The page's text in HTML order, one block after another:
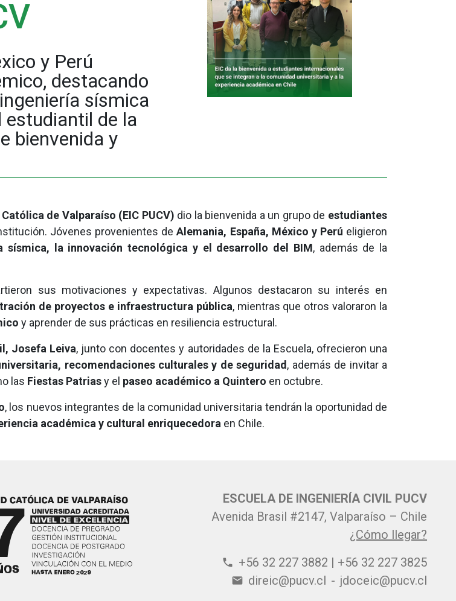
y Perú
destacando
sísmica
de la
bienvenida y
de Valparaíso (EIC PUCV) dio la bienvenida a un grupo de estudiantes
Jóvenes provenientes deAlemania, España, México y Perú eligieron
sísmica, la innovación tecnológica y el desarrollo del BIM, además de la
sus motivaciones y expectativas. Algunos destacaron su interés en
de proyectos e infraestructura pública, mientras que otros valoraron la
y aprender de sus prácticas en resiliencia estructural.
Josefa Leiva, junto con docentes y autoridades de la Escuela, ofrecieron una
recomendaciones culturales y de seguridad, además de invitar a
las Fiestas Patriasy el paseo académico a Quintero en octubre.
, los nuevos integrantes de la comunidad universitaria tendrán la oportunidad de
académica y cultural enriquecedora en Chile.
ESCUELA DE INGENIERÍA CIVIL PUCV
Avenida Brasil #2147, Valparaíso – Chile
¿Cómo llegar?
phone +56 32 227 3882 | +56 32 227 3825
email direic@pucv.cl - jdoceic@pucv.cl